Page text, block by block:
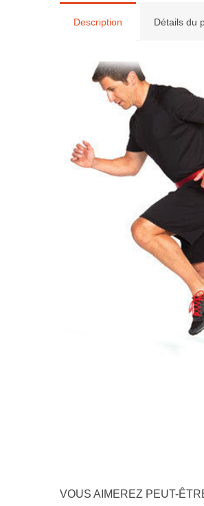
Description Détails du
VOUS AIMEREZ PEUT-